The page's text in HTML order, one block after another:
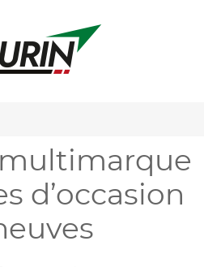
d’occasion